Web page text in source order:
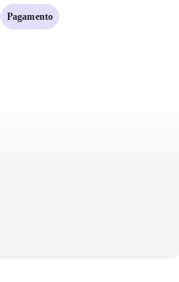
Pagamento